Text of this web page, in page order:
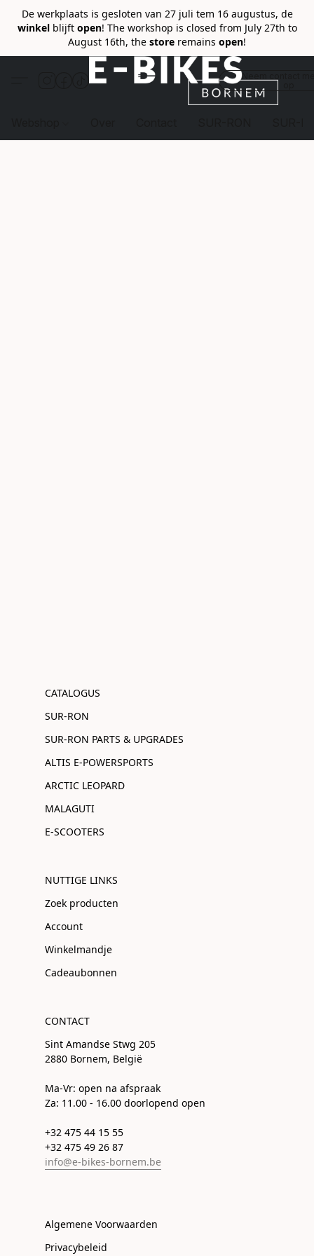
De werkplaats is gesloten van 27 juli tem 16 augustus, de
winkelblijft open! The workshop is closed from July 27th to
August 16th, the store remains open!
Neem contact
CATALOGUS
SUR-RON
SUR-RON PARTS & UPGRADES
ALTIS E-POWERSPORTS
ARCTIC LEOPARD
MALAGUTI
E-SCOOTERS
NUTTIGE LINKS
Zoek producten
Account
Winkelmandje
Cadeaubonnen
CONTACT
Sint Amandse Stwg 205
2880 Bornem, België
Ma-Vr: open na afspraak
Za: 11.00 - 16.00 doorlopend open
+32 475 44 15 55
+32 475 49 26 87
info@e-bikes-bornem.be
Algemene Voorwaarden
Privacybeleid